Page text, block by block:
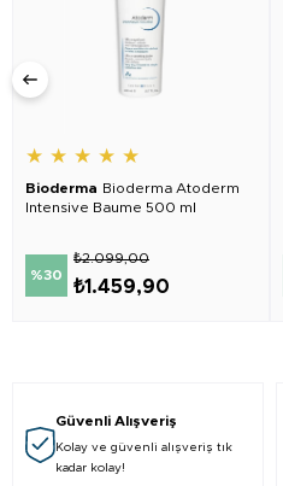
★ ★ ★ ★ ★
Bioderma Bioderma Atoderm
Intensive Baume 500 ml
%30
₺1.459,90
₺2.099,00
Güvenli Alışveriş
Kolay ve güvenli alışveriş tık
kadar kolay!